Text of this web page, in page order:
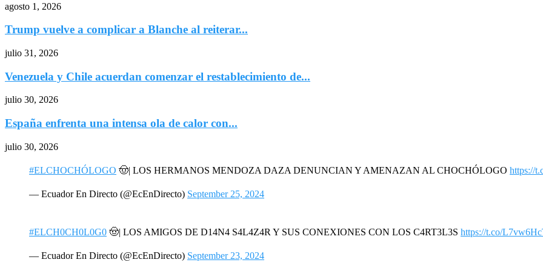
agosto 1, 2026
Trump vuelve a complicar a Blanche al reiterar...
julio 31, 2026
Venezuela y Chile acuerdan comenzar el restablecimiento de...
julio 30, 2026
España enfrenta una intensa ola de calor con...
julio 30, 2026
#ELCHOCHÓLOGO 🤠| LOS HERMANOS MENDOZA DAZA DENUNCIAN Y AMENAZAN AL CHOCHÓLOGO https://
— Ecuador En Directo (@EcEnDirecto) September 25, 2024
#ELCH0CH0L0G0 🤠| LOS AMIGOS DE D14N4 S4L4Z4R Y SUS CONEXIONES CON LOS C4RT3L3S https://t.co/
— Ecuador En Directo (@EcEnDirecto) September 23, 2024